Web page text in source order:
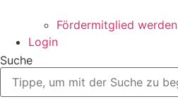
Fördermitglied werden
Login
Suche